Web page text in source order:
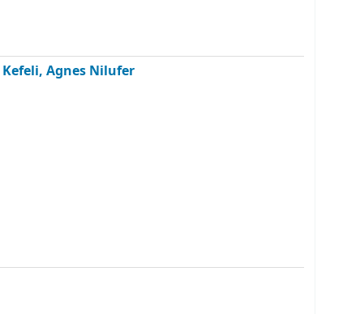
Kefeli, Agnes Nilufer